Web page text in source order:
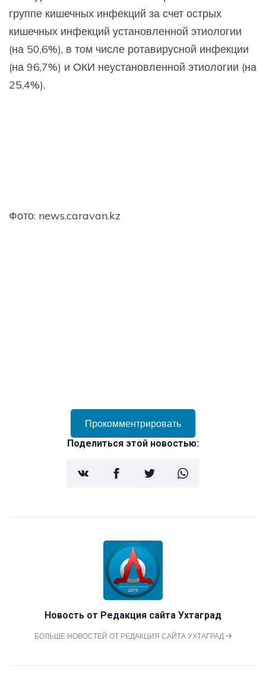
группе кишечных инфекций за счет острых
кишечных инфекций установленной этиологии
(на 50,6%), в том числе ротавирусной инфекции
(на 96,7%) и ОКИ неустановленной этиологии (на
25,4%).
Фото: news.caravan.kz
Прокомментрировать
Поделиться этой новостью:
Новость от Редакция сайта Ухтаград
БОЛЬШЕ НОВОСТЕЙ ОТ РЕДАКЦИЯ САЙТА УХТАГРАД